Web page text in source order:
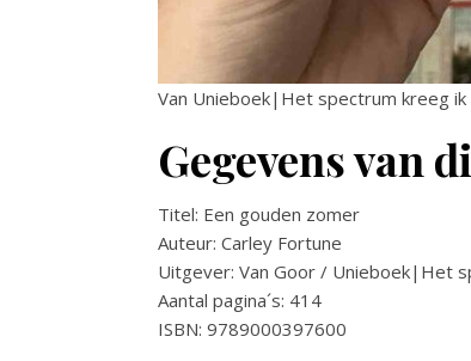
Van Unieboek|Het spectrum kreeg
Gegevens van
Titel: Een gouden zomer
Auteur: Carley Fortune
Uitgever: Van Goor / Unieboek|Het
Aantal pagina´s: 414
ISBN: 9789000397600